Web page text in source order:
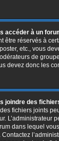
accéder à un
être réservés à
etc., vous
de
devez donc les
joindre des
fichiers joints
L’administrateur
dans lequel